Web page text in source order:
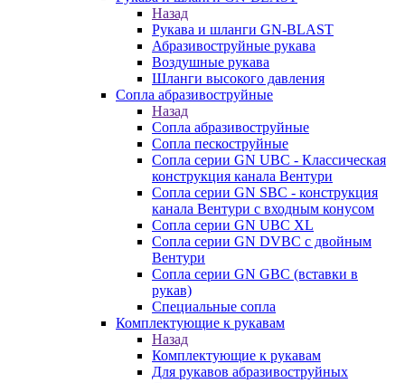
Назад
Рукава и шланги GN-BLAST
Абразивоструйные рукава
Воздушные рукава
Шланги высокого давления
Сопла абразивоструйные
Назад
Сопла абразивоструйные
Сопла пескоструйные
Сопла серии GN UBC - Классическая
конструкция канала Вентури
Сопла серии GN SBC - конструкция
канала Вентури c входным конусом
Сопла серии GN UBC XL
Сопла серии GN DVBC с двойным
Вентури
Сопла серии GN GBC (вставки в
рукав)
Специальные сопла
Комплектующие к рукавам
Назад
Комплектующие к рукавам
Для рукавов абразивоструйных